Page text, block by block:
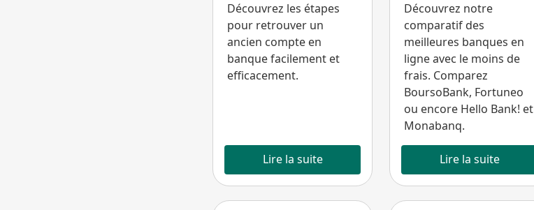
Découvrez les étapes
pour retrouver un
ancien compte en
banque facilement et
efficacement.
Lire la suite
Découvrez notre
comparatif des
meilleures banques en
ligne avec le moins de
frais. Comparez
BoursoBank, Fortuneo
ou encore Hello Bank! et
Monabanq.
Lire la suite